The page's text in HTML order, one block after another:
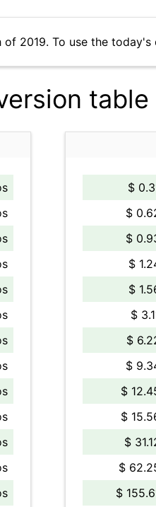
2019. To use the
table
$
$
$
$
$
$
$
$
$
$
$
$
$